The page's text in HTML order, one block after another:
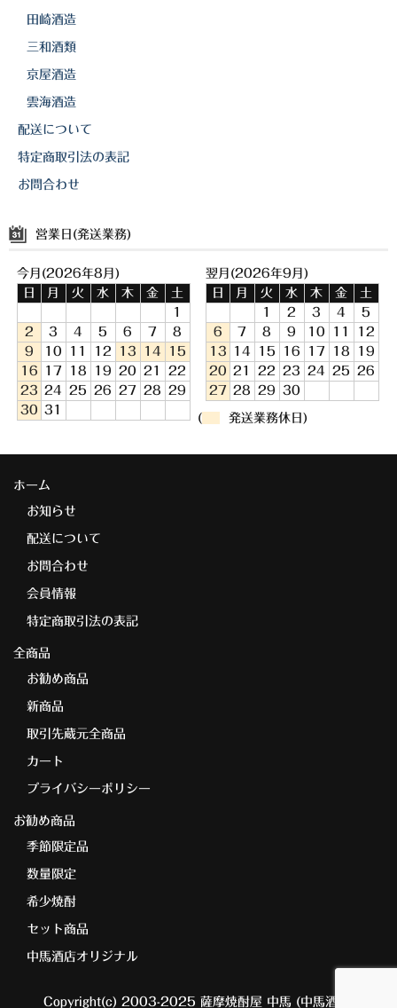
田崎酒造
三和酒類
京屋酒造
雲海酒造
配送について
特定商取引法の表記
お問合わせ
営業日(発送業務)
今月(2026年8月)
日
月 火 水 木 金
土
1
2
3 4 5 6 7
8
9
10 11 12 13 14
15
16
17 18 19 20 21
22
23 24 25 26 27 28
29
30 31
翌月(2026年9月)
日
月 火 水 木 金
土
1
2 3 4
5
6
7 8 9 10 11
12
13
14 15 16 17 18
19
20 21 22 23 24 25
26
27 28 29 30
( 発送業務休日)
ホーム
お知らせ
配送について
お問合わせ
会員情報
特定商取引法の表記
全商品
お勧め商品
新商品
取引先蔵元全商品
カート
プライバシーポリシー
お勧め商品
季節限定品
数量限定
希少焼酎
セット商品
中馬酒店オリジナル
Copyright(c) 2003-2025 薩摩焼酎屋 中馬 (中馬酒店)